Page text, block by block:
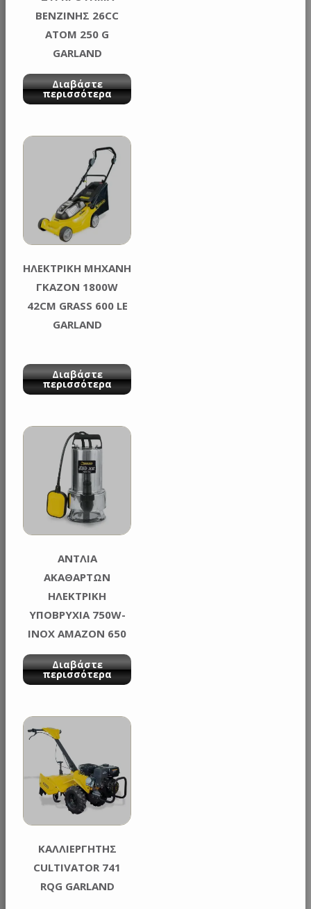
ΒΕΝΖΙΝΗΣ 26CC
ATOM 250 G
GARLAND
Διαβάστε
περισσότερα
ΗΛΕΚΤΡΙΚΗ ΜΗΧΑΝΗ
ΓΚΑΖΟΝ 1800W
42CM GRASS 600 LE
GARLAND
Διαβάστε
περισσότερα
ΑΝΤΛΙΑ
ΑΚΑΘΑΡΤΩΝ
ΗΛΕΚΤΡΙΚΗ
ΥΠΟΒΡΥΧΙΑ 750W-
INOX AMAZON 650
XE GARLAND
Διαβάστε
περισσότερα
ΚΑΛΛΙΕΡΓΗΤΗΣ
CULTIVATOR 741
RQG GARLAND